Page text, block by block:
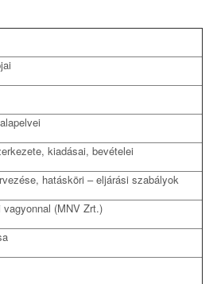
alapelvei
kiadásai, bevételei
hatásköri – eljárási szabályok
(MNV Zrt.)